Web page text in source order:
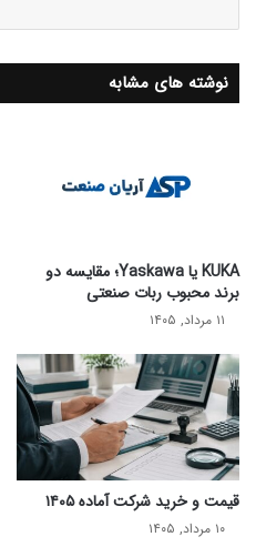
نوشته های مشابه
KUKA یا Yaskawa؛ مقایسه دو
برند محبوب ربات صنعتی
۱۱ مرداد, ۱۴۰۵
قیمت و خرید شرکت آماده ۱۴۰۵
۱۰ مرداد, ۱۴۰۵